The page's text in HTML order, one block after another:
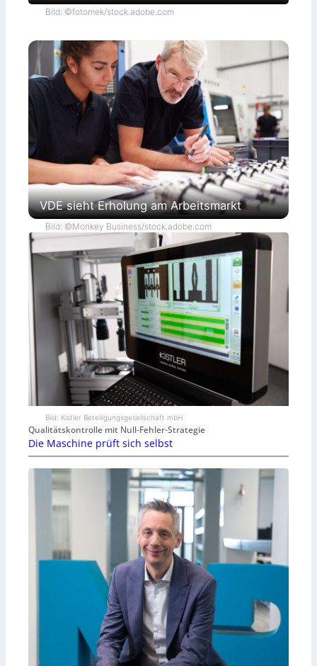
Bild: ©fotomek/stock.adobe.com
VDE sieht Erholung am Arbeitsmarkt
Bild: ©Monkey Business/stock.adobe.com
Bild: Kistler Beteiligungsgesellschaft mbH
Qualitätskontrolle mit Null-Fehler-Strategie
Die Maschine prüft sich selbst